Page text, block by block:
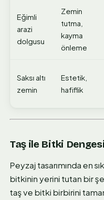
Eğimli
arazi
dolgusu
Zemin
tutma,
kayma
önleme
Saksı altı
zemin
Estetik,
hafiflik
Taş ile Bitki
Peyzaj tasarımında en
bitkinin yerini tutan bir
taş ve bitki birbirini